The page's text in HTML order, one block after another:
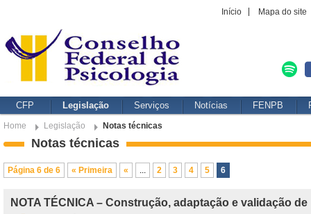
Início Mapa do site
CFP Legislação Serviços Notícias FENPB
Home Legislação Notas técnicas
Notas técnicas
Página 6 de 6 « Primeira « ... 2 3 4 5 6
NOTA TÉCNICA – Construção, adaptação e validação